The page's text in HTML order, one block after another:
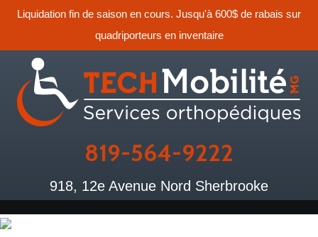
Liquidation fin de saison en cours. Jusqu'à 600$ de rabais sur
quadriporteurs en inventaire
819-564-9222
918, 12e Avenue Nord Sherbrooke